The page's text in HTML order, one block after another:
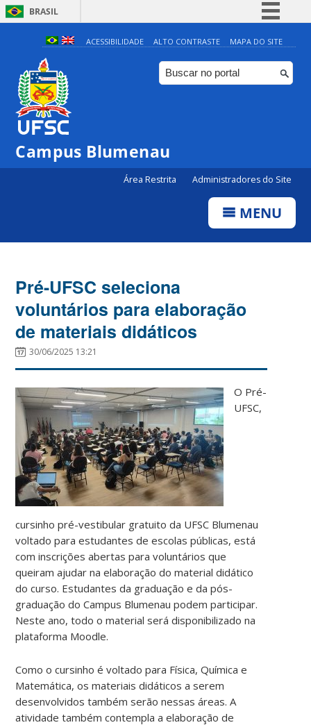
BRASIL
Simplifique!
Comunica BR
Participe
ACESSIBILIDADE ALTO CONTRASTE MAPA DO SITE
Campus Blumenau
Área Restrita Administradores do Site
MENU
Pré-UFSC seleciona
voluntários para elaboração
de materiais didáticos
30/06/2025 13:21
O Pré-
UFSC,
cursinho pré-vestibular gratuito da UFSC Blumenau
voltado para estudantes de escolas públicas, está
com inscrições abertas para voluntários que
queiram ajudar na elaboração do material didático
do curso. Estudantes da graduação e da pós-
graduação do Campus Blumenau podem participar.
Neste ano, todo o material será disponibilizado na
plataforma Moodle.
Como o cursinho é voltado para Física, Química e
Matemática, os materiais didáticos a serem
desenvolvidos também serão nessas áreas. A
atividade também contempla a elaboração de